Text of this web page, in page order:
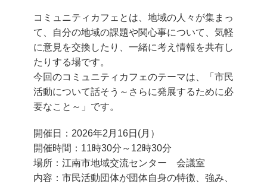
コミュニティカフェとは、地域の人々が集まっ
て、自分の地域の課題や関心事について、気軽
に意見を交換したり、一緒に考え情報を共有し
たりする場です。
今回のコミュニティカフェのテーマは、「市民
活動について話そう～さらに発展するために必
要なこと～」です。
開催日：2026年2月16日(月）
開催時間：11時30分～12時30分
場所：江南市地域交流センター 会議室
内容：市民活動団体が団体自身の特徴、強み、